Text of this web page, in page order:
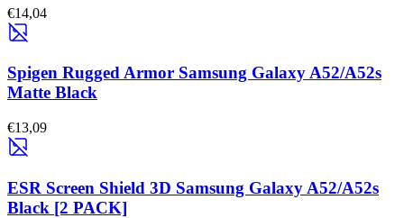
€14,04
Spigen Rugged Armor Samsung Galaxy A52/A52s
Matte Black
€13,09
ESR Screen Shield 3D Samsung Galaxy A52/A52s
Black [2 PACK]